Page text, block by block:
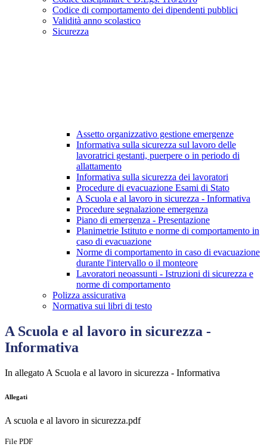
Codice di comportamento dei dipendenti pubblici
Validità anno scolastico
Sicurezza
Assetto organizzativo gestione emergenze
Informativa sulla sicurezza sul lavoro delle
lavoratrici gestanti, puerpere o in periodo di
allattamento
Informativa sulla sicurezza dei lavoratori
Procedure di evacuazione Esami di Stato
A Scuola e al lavoro in sicurezza - Informativa
Procedure segnalazione emergenza
Piano di emergenza - Presentazione
Planimetrie Istituto e norme di comportamento in
caso di evacuazione
Norme di comportamento in caso di evacuazione
durante l'intervallo o il monteore
Lavoratori neoassunti - Istruzioni di sicurezza e
norme di comportamento
Polizza assicurativa
Normativa sui libri di testo
A Scuola e al lavoro in sicurezza -
Informativa
In allegato A Scuola e al lavoro in sicurezza - Informativa
Allegati
A scuola e al lavoro in sicurezza.pdf
File PDF